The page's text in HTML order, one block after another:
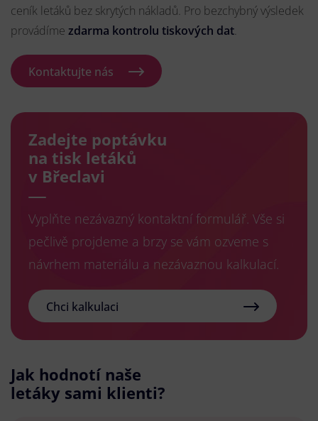
ceník letáků bez skrytých nákladů. Pro bezchybný výsledek
provádíme zdarma kontrolu tiskových dat.
Kontaktujte nás
Zadejte poptávku
na tisk letáků
v Břeclavi
Vyplňte nezávazný kontaktní formulář. Vše si
pečlivě projdeme a brzy se vám ozveme s
návrhem materiálu a nezávaznou kalkulací.
Chci kalkulaci
Jak hodnotí naše
letáky sami klienti?